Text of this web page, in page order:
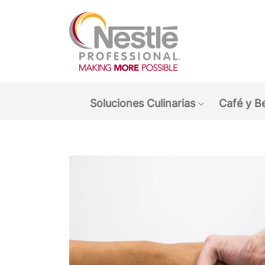
Soluciones Culinarias
Show
Café y